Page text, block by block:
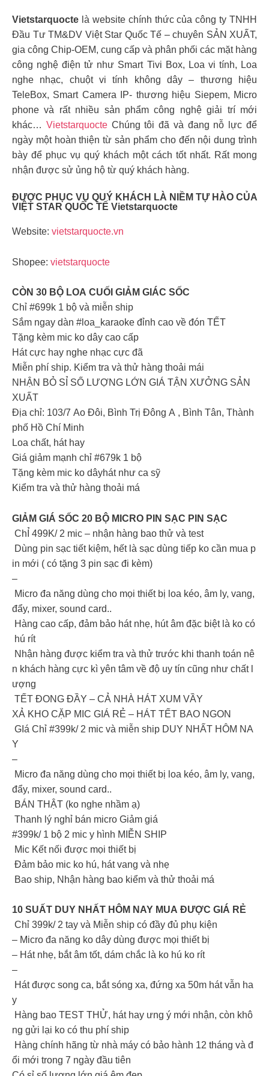
Vietstarquocte là website chính thức của công ty TNHH
Đầu Tư TM&DV Việt Star Quốc Tế – chuyên SẢN XUẤT,
gia công Chip-OEM, cung cấp và phân phối các mặt hàng
công nghệ điện tử như Smart Tivi Box, Loa vi tính, Loa
nghe nhạc, chuột vi tính không dây – thương hiệu
TeleBox, Smart Camera IP- thương hiệu Siepem, Micro
phone và rất nhiều sản phẩm công nghệ giải trí mới
khác… VietstarquocteChúng tôi đã và đang nỗ lực để
ngày một hoàn thiện từ sản phẩm cho đến nội dung trình
bày để phục vụ quý khách một cách tốt nhất. Rất mong
nhận được sử ủng hộ từ quý khách hàng.
ĐƯỢC PHỤC VỤ QUÝ KHÁCH LÀ NIỀM TỰ HÀO CỦA
VIỆT STAR QUỐC TẾ Vietstarquocte
Website: vietstarquocte.vn
Shopee: vietstarquocte
CÒN 30 BỘ LOA CUỐI GIẢM GIÁC SỐC
Chỉ #699k 1 bộ và miễn ship
Sắm ngay dàn #loa_karaoke đỉnh cao về đón TẾT
Tặng kèm mic ko dây cao cấp
Hát cực hay nghe nhạc cực đã
Miễn phí ship. Kiểm tra và thử hàng thoải mái
NHẬN BỎ SỈ SỐ LƯỢNG LỚN GIÁ TẬN XƯỞNG SẢN
XUẤT
Địa chỉ: 103/7 Ao Đôi, Bình Trị Đông A , Bình Tân, Thành
phố Hồ Chí Minh
Loa chất, hát hay
Giá giảm mạnh chỉ #679k 1 bộ
Tặng kèm mic ko dâyhát như ca sỹ
Kiểm tra và thử hàng thoải má
GIẢM GIÁ SỐC 20 BỘ MICRO PIN SẠC PIN SẠC
️ ChỈ 499K/ 2 mic – nhận hàng bao thử và test
️ Dùng pin sạc tiết kiệm, hết là sạc dùng tiếp ko cần mua p
in mới ( có tặng 3 pin sạc đi kèm)
–
Micro đa năng dùng cho mọi thiết bị loa kéo, âm ly, vang,
đẩy, mixer, sound card..
Hàng cao cấp, đảm bảo hát nhẹ, hút âm đặc biệt là ko có
hú rít
Nhận hàng được kiểm tra và thử trước khi thanh toán nê
n khách hàng cực kì yên tâm về độ uy tín cũng như chất l
ượng
️ TẾT ĐONG ĐẦY – CẢ NHÀ HÁT XUM VẦY
XẢ KHO CẶP MIC GIÁ RẺ – HÁT TẾT BAO NGON
GIá Chỉ #399k/ 2 mic và miễn ship DUY NHẤT HÔM NA
Y
–
Micro đa năng dùng cho mọi thiết bị loa kéo, âm ly, vang,
đẩy, mixer, sound card..
️ BÁN THẬT (ko nghe nhầm ạ)
Thanh lý nghỉ bán micro Giảm giá
#399k/ 1 bộ 2 mic y hình MIỄN SHIP
Mic Kết nối được mọi thiết bị
Đảm bảo mic ko hú, hát vang và nhẹ
Bao ship, Nhận hàng bao kiểm và thử thoải má
10 SUẤT DUY NHẤT HÔM NAY MUA ĐƯỢC GIÁ RẺ
️ Chỉ 399k/ 2 tay và Miễn ship có đầy đủ phụ kiện
– Micro đa năng ko dây dùng được mọi thiết bị
– Hát nhẹ, bắt âm tốt, dám chắc là ko hú ko rít
–
Hát được song ca, bắt sóng xa, đứng xa 50m hát vẫn ha
y
Hàng bao TEST THỬ, hát hay ưng ý mới nhận, còn khô
ng gửi lại ko có thu phí ship
Hàng chính hãng từ nhà máy có bảo hành 12 tháng và đ
ổi mới trong 7 ngày đầu tiên